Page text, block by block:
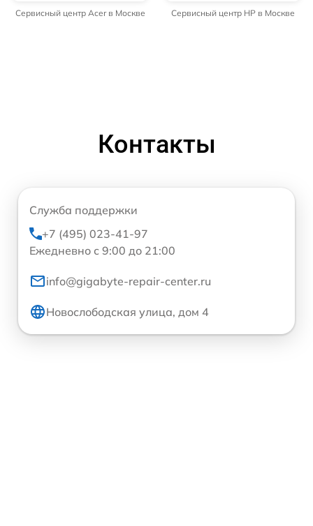
Сервисный центр Acer в Москве Сервисный центр HP в Москве
Контакты
Служба поддержки
+7 (495) 023-41-97
Ежедневно с 9:00 до 21:00
info@gigabyte-repair-center.ru
Новослободская улица, дом 4